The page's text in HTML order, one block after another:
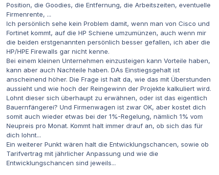
Position, die Goodies, die Entfernung, die Arbeitszeiten, eventuelle
Firmenrente, ...
Ich persönlich sehe kein Problem damit, wenn man von Cisco und
Fortinet kommt, auf die HP Schiene umzumünzen, auch wenn mir
die beiden erstgenannten persönlich besser gefallen, ich aber die
HP/HPE Firewalls gar nicht kenne.
Bei einem kleinen Unternehmen einzusteigen kann Vorteile haben,
kann aber auch Nachteile haben. DAs Einstiegsgehalt ist
anscheinend höher. Die Frage ist halt da, wie das mit Überstunden
aussieht und wie hoch der Reingewinn der Projekte kalkuliert wird.
Lohnt dieser sich überhaupt zu erwähnen, oder ist das eigentlich
Bauernfängerei? Und Firmenwagen ist zwar OK, aber kostet dich
somit auch wieder etwas bei der 1%-Regelung, nämlich 1% vom
Neupreis pro Monat. Kommt halt immer drauf an, ob sich das für
dich lohnt...
Ein weiterer Punkt wären halt die Entwicklungschancen, sowie ob
Tarifvertrag mit jährlicher Anpassung und wie die
Entwicklungschancen sind jeweils...